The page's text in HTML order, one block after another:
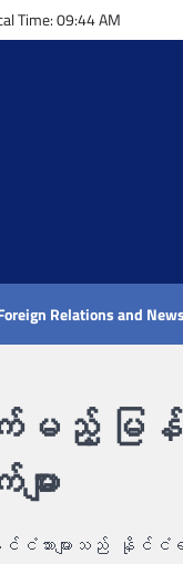
Time: 09:44 AM
Relations and News
ာက်မည့် မ
ား
သားများသည် နိုင်ငံရပ်